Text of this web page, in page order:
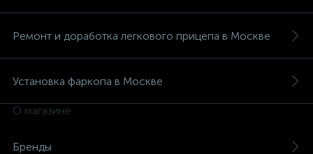
Ремонт и доработка легкового прицепа в Москве
Установка фаркопа в Москве
О магазине
Бренды